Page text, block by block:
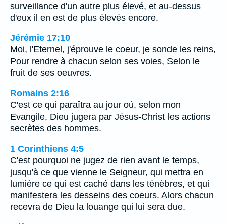
surveillance d'un autre plus élevé, et au-dessus
d'eux il en est de plus élevés encore.
Jérémie 17:10
Moi, l'Eternel, j'éprouve le coeur, je sonde les reins,
Pour rendre à chacun selon ses voies, Selon le
fruit de ses oeuvres.
Romains 2:16
C'est ce qui paraîtra au jour où, selon mon
Evangile, Dieu jugera par Jésus-Christ les actions
secrètes des hommes.
1 Corinthiens 4:5
C'est pourquoi ne jugez de rien avant le temps,
jusqu'à ce que vienne le Seigneur, qui mettra en
lumière ce qui est caché dans les ténèbres, et qui
manifestera les desseins des coeurs. Alors chacun
recevra de Dieu la louange qui lui sera due.